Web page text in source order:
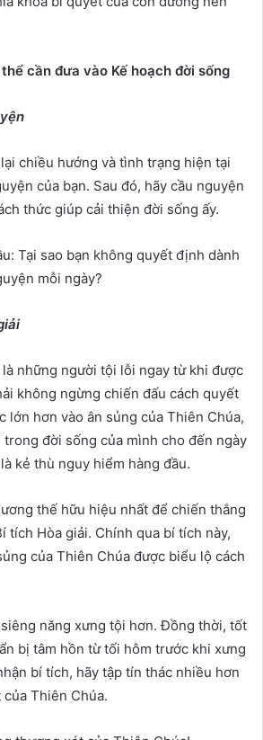
cần đưa vào Kế hoạch đời sống
chiều hướng và tình trạng hiện tại
của bạn. Sau đó, hãy cầu nguyện
thức giúp cải thiện đời sống ấy.
Tại sao bạn không quyết định dành
mỗi ngày?
những người tội lỗi ngay từ khi được
không ngừng chiến đấu cách quyết
lớn hơn vào ân sủng của Thiên Chúa,
đời sống của mình cho đến ngày
kẻ thù nguy hiểm hàng đầu.
thế hữu hiệu nhất để chiến thắng
tích Hòa giải. Chính qua bí tích này,
của Thiên Chúa được biểu lộ cách
năng xưng tội hơn. Đồng thời, tốt
bị tâm hồn từ tối hôm trước khi xưng
bí tích, hãy tập tín thác nhiều hơn
Thiên Chúa.